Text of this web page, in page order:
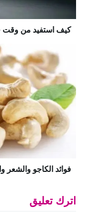
كيف استفيد من وقت
فوائد الكاجو والشعر والبشرة والرجيم
اترك تعليق